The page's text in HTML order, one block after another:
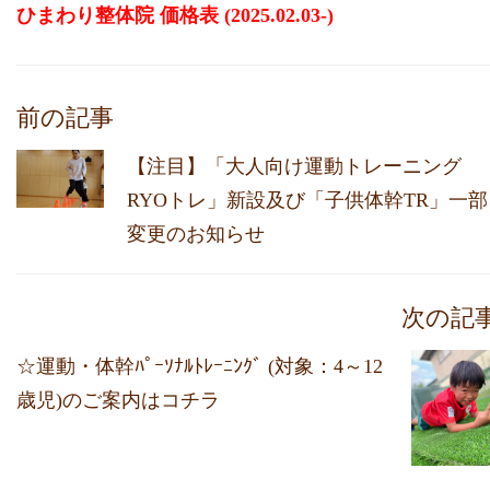
ひまわり整体院 価格表 (2025.02.03‐)
前の記事
【注目】「大人向け運動トレーニング
RYOトレ」新設及び「子供体幹TR」一部
変更のお知らせ
次の記
☆運動・体幹ﾊﾟｰｿﾅﾙﾄﾚｰﾆﾝｸﾞ (対象：4～12
歳児)のご案内はコチラ